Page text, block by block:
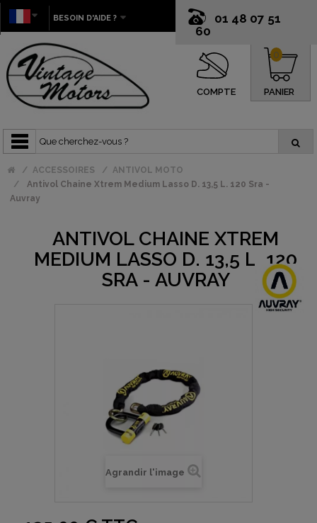
01 48 07 51
60
BESOIN D'AIDE ?
COMPTE PANIER
0
ACCESSOIRES
ANTIVOL MOTO
Antivol Chaine Xtrem Medium Lasso D. 13,5 L. 120 Sra -
Auvray
ANTIVOL CHAINE XTREM
MEDIUM LASSO D. 13,5 L. 120
SRA - AUVRAY
Agrandir l'image